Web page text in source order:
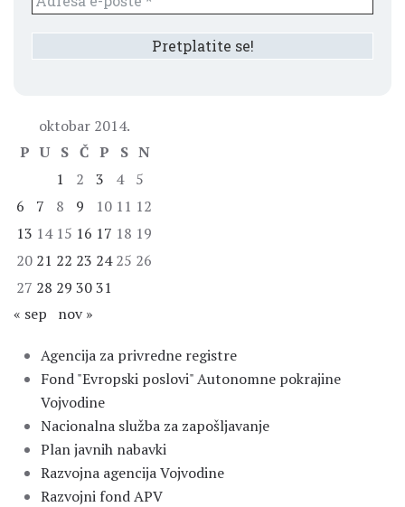
oktobar 2014.
P U S Č P S N
1
2 3 4
5
6
7 8 9 10 11 12
13 14 15 16 17 18 19
20 21 22 23 24 25 26
27 28 29 3031
« sep
nov »
Agencija za privredne registre
Fond "Evropski poslovi" Autonomne pokrajine
Vojvodine
Nacionalna služba za zapošljavanje
Plan javnih nabavki
Razvojna agencija Vojvodine
Razvojni fond APV